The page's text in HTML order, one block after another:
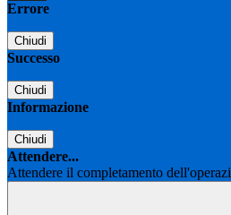
Errore
Chiudi
Successo
Chiudi
Informazione
Chiudi
Attendere...
Attendere il completamento